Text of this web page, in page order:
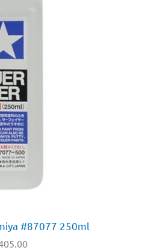
#87077 250ml